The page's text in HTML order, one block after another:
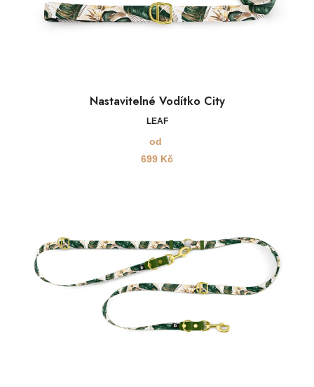
Nastavitelné Vodítko City
LEAF
od
699 Kč